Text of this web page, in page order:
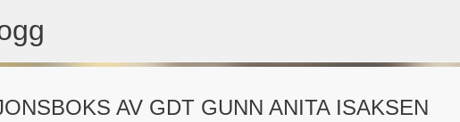
AV GDT GUNN ANITA ISAKSEN